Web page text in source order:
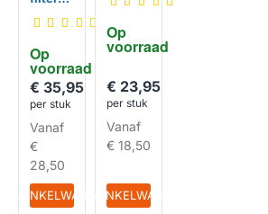
HUISMERK
Op
voorraad
kt voor
Mi Air
Anti-
fijnstof
€ 35,95
per stuk
Vanaf
€
28,50
IN WINKELWAGEN
HUISMERK
Op
voorraad
kt voor
Mi Air
Antiba
€ 23,95
per stuk
Vanaf
€ 18,50
IN WINKELWAGEN